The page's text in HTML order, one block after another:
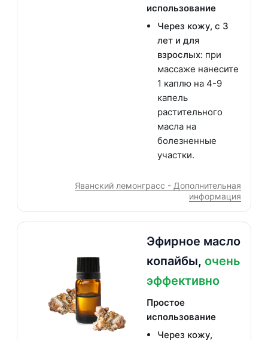
использование
Через кожу, с 3
лет и для
взрослых: при
массаже нанесите
1 каплю на 4-9
капель
растительного
масла на
болезненные
участки.
Яванский лемонграсс - Дополнительная
информация
Эфирное масло
копайбы, очень
эффективно
Простое
использование
Через кожу,